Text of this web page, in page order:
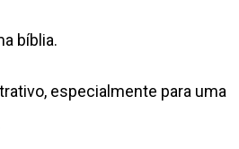
bíblia.
especialmente para uma